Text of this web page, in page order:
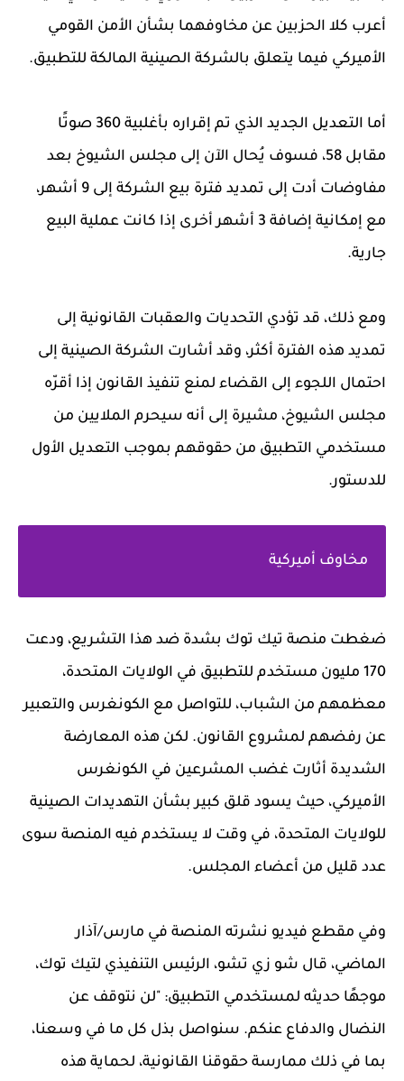
أعرب كلا الحزبين عن مخاوفهما بشأن الأمن القومي
الأميركي فيما يتعلق بالشركة الصينية المالكة للتطبيق.
أما التعديل الجديد الذي تم إقراره بأغلبية 360 صوتًا
مقابل 58، فسوف يُحال الآن إلى مجلس الشيوخ بعد
مفاوضات أدت إلى تمديد فترة بيع الشركة إلى 9 أشهر،
مع إمكانية إضافة 3 أشهر أخرى إذا كانت عملية البيع
جارية.
ومع ذلك، قد تؤدي التحديات والعقبات القانونية إلى
تمديد هذه الفترة أكثر، وقد أشارت الشركة الصينية إلى
احتمال اللجوء إلى القضاء لمنع تنفيذ القانون إذا أقرّه
مجلس الشيوخ، مشيرة إلى أنه سيحرم الملايين من
مستخدمي التطبيق من حقوقهم بموجب التعديل الأول
للدستور.
مخاوف أميركية
ضغطت منصة تيك توك بشدة ضد هذا التشريع، ودعت
170 مليون مستخدم للتطبيق في الولايات المتحدة،
معظمهم من الشباب، للتواصل مع الكونغرس والتعبير
عن رفضهم لمشروع القانون. لكن هذه المعارضة
الشديدة أثارت غضب المشرعين في الكونغرس
الأميركي، حيث يسود قلق كبير بشأن التهديدات الصينية
للولايات المتحدة، في وقت لا يستخدم فيه المنصة سوى
عدد قليل من أعضاء المجلس.
وفي مقطع فيديو نشرته المنصة في مارس/آذار
الماضي، قال شو زي تشو، الرئيس التنفيذي لتيك توك،
موجهًا حديثه لمستخدمي التطبيق: "لن نتوقف عن
النضال والدفاع عنكم. سنواصل بذل كل ما في وسعنا،
بما في ذلك ممارسة حقوقنا القانونية، لحماية هذه